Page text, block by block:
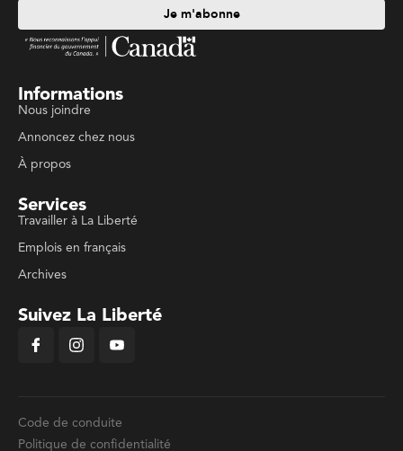
Je m'abonne
Informations
Nous joindre
Annoncez chez nous
À propos
Services
Travailler à La Liberté
Emplois en français
Archives
Suivez La Liberté
Code de conduite
Politique de confidentialité